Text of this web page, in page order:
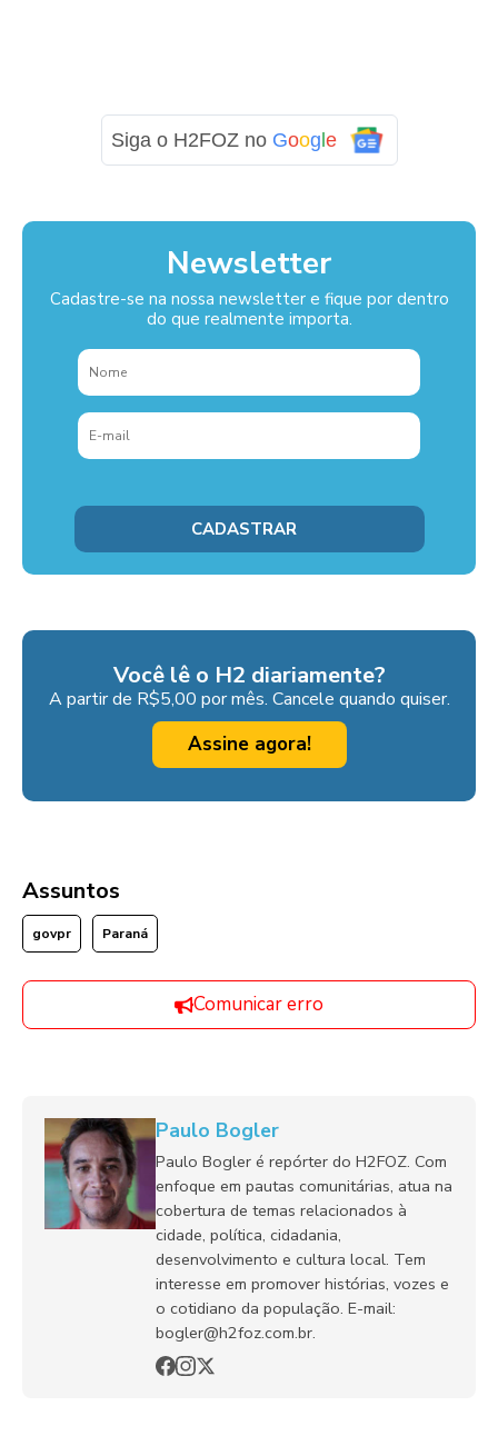
Siga o H2FOZ no Google
Newsletter
Cadastre-se na nossa newsletter e fique por dentro
do que realmente importa.
Você lê o H2 diariamente?
A partir de R$5,00 por mês. Cancele quando quiser.
Assine agora!
Assuntos
govpr Paraná
Comunicar erro
Paulo Bogler
Paulo Bogler é repórter do H2FOZ. Com
enfoque em pautas comunitárias, atua na
cobertura de temas relacionados à
cidade, política, cidadania,
desenvolvimento e cultura local. Tem
interesse em promover histórias, vozes e
o cotidiano da população. E-mail:
bogler@h2foz.com.br.